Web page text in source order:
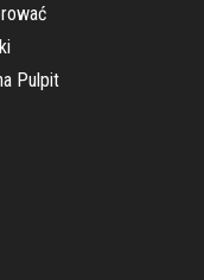
Pulpit